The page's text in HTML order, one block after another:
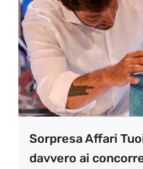
Sorpresa Affari
davvero ai